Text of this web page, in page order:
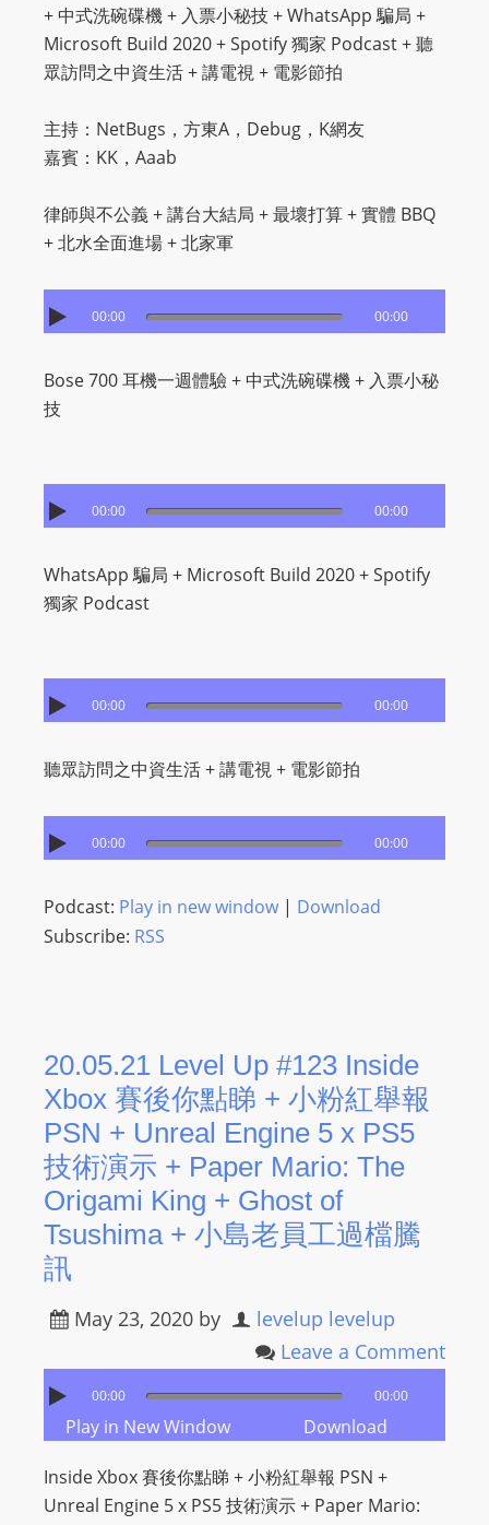
+ 中式洗碗碟機 + 入票小秘技 + WhatsApp 騙局 +
Microsoft Build 2020 + Spotify 獨家 Podcast​ + 聽
眾訪問之中資生活 + 講電視 + 電影節拍
主持：NetBugs，方東A，Debug，K網友
嘉賓：KK，Aaab
律師與不公義 + 講台大結局 + 最壞打算 + 實體 BBQ
+ 北水全面進場 + 北家軍
00:00 00:00
Bose 700 耳機一週體驗 + 中式洗碗碟機 + 入票小秘
技
00:00 00:00
WhatsApp 騙局 + Microsoft Build 2020 + Spotify
獨家 Podcast
00:00 00:00
聽眾訪問之中資生活 + 講電視 + 電影節拍
00:00 00:00
Podcast: Play in new window| Download
Subscribe: RSS
20.05.21 Level Up #123 Inside
Xbox 賽後你點睇 + 小粉紅舉報
PSN + Unreal Engine 5 x PS5
技術演示 + Paper Mario: The
Origami King + Ghost of
Tsushima + 小島老員工過檔騰
訊
May 23, 2020 by
levelup levelup
Leave a Comment
00:00 00:00
Play in New Window Download
Inside Xbox 賽後你點睇 + 小粉紅舉報 PSN +
Unreal Engine 5 x PS5 技術演示 + Paper Mario: